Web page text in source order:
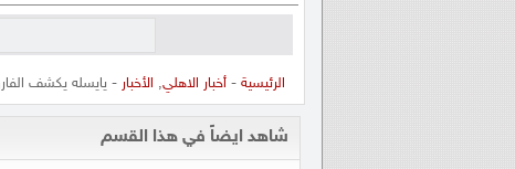
الرئيسية -أخبار الاهلي, الأخبار - يايسله يكشف
شاهد ايضاً في هذا القسم